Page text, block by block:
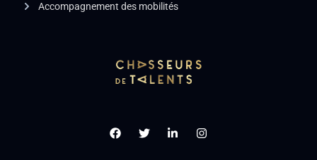
Accompagnement des mobilités